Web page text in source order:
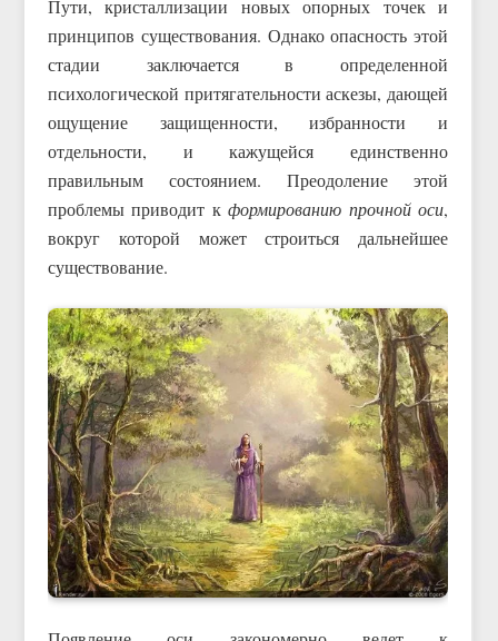
Пути, кристаллизации новых опорных точек и
принципов существования. Однако опасность этой
стадии заключается в определенной
психологической притягательности аскезы, дающей
ощущение защищенности, избранности и
отдельности, и кажущейся единственно
правильным состоянием. Преодоление этой
проблемы приводит кформированию прочной оси,
вокруг которой может строиться дальнейшее
существование.